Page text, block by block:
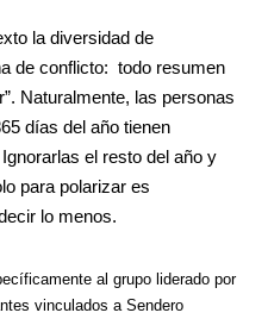
la diversidad de
de conflicto: todo resumen
Naturalmente, las personas
días del año tienen
el resto del año y
para polarizar es
lo menos.
al grupo liderado por
vinculados a Sendero